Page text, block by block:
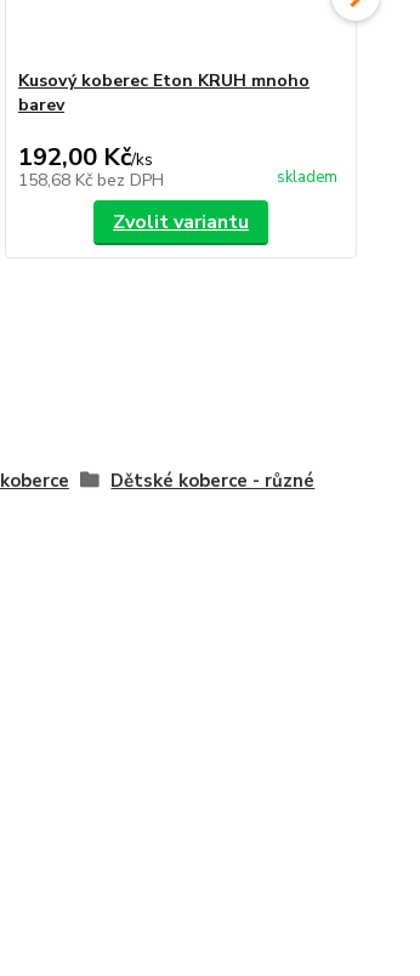
Kusový koberec Eton KRUH mnoho
barev
192,00 Kč/ks
158,68 Kč bez DPH skladem
Zvolit variantu
Dětské koberce - různé